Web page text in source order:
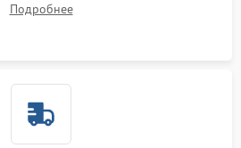
а манжеты люка на разрывы.
Подробнее